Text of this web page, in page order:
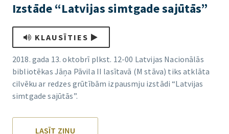
Izstāde “Latvijas simtgade sajūtās”
KLAUSĪTIES
2018. gada 13. oktobrī plkst. 12-00 Latvijas Nacionālās
bibliotēkas Jāņa Pāvila II lasītavā (M stāva) tiks atklāta
cilvēku ar redzes grūtībām izpausmju izstādi “Latvijas
simtgade sajūtās”.
LASĪT ZIŅU